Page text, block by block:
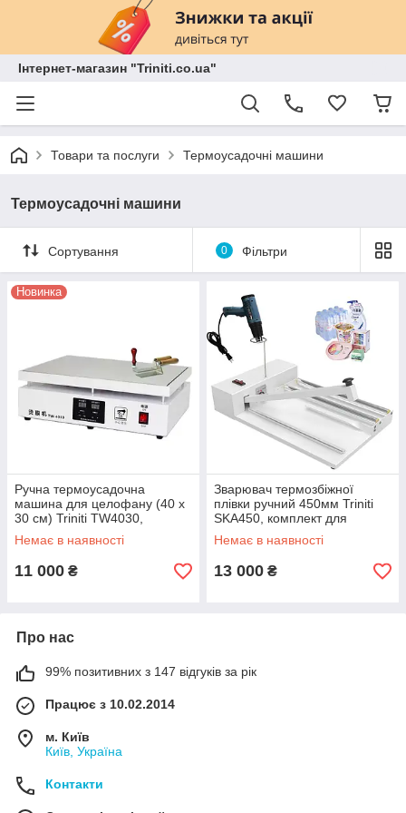
Інтернет-магазин "Triniti.co.ua"
Товари та послуги Термоусадочні машини
Термоусадочні машини
Сортування 0 Фільтри
Новинка
Ручна термоусадочна
машина для целофану (40 х
30 см) Triniti TW4030,
запаювач целофанової
плівки
Немає в наявності
11 000 ₴
Зварювач термозбіжної
плівки ручний 450мм Triniti
SKA450, комплект для
термоусадочної запайки
Немає в наявності
13 000 ₴
Про нас
99% позитивних з 147 відгуків за рік
Працює з 10.02.2014
м. Київ
Київ, Україна
Контакти